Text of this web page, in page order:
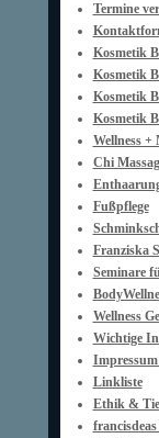
Termine
Kosmetik
Kosmetik
Kosmetik
Kosmetik
Wellness +
Chi
Fußpflege
Franziska
Seminare
Wellness
Wichtige
Linkliste
Ethik &